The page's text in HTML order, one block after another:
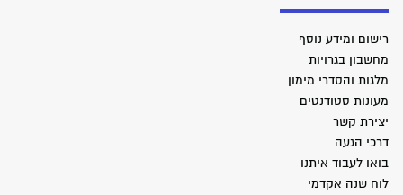
רישום ומידע נוסף
מחשבון בגרויות
מלגות והסדרי מימון
מעונות סטודנטים
יצירת קשר
דרכי הגעה
בואו לעבוד איתנו
לוח שנה אקדמי